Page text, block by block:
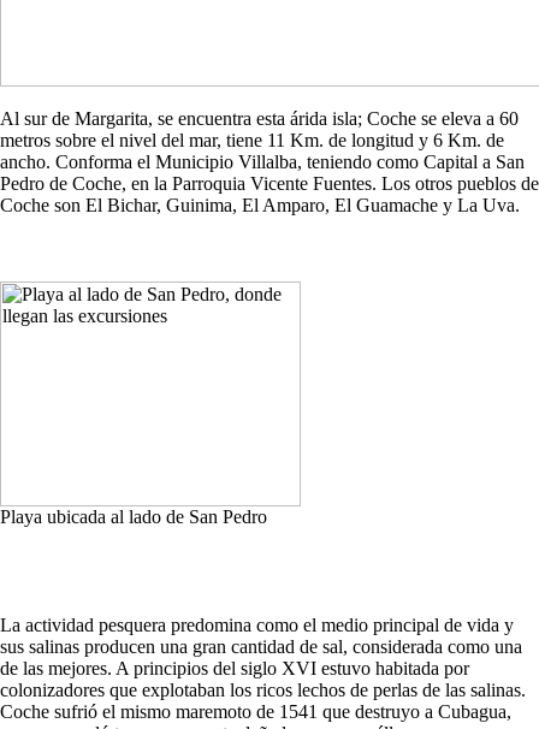
Al sur de Margarita, se encuentra esta árida isla; Coche se eleva a 60
metros sobre el nivel del mar, tiene 11 Km. de longitud y 6 Km. de
ancho. Conforma el Municipio Villalba, teniendo como Capital a San
Pedro de Coche, en la Parroquia Vicente Fuentes. Los otros pueblos de
Coche son El Bichar, Guinima, El Amparo, El Guamache y La Uva.
Playa ubicada al lado de San Pedro
La actividad pesquera predomina como el medio principal de vida y
sus salinas producen una gran cantidad de sal, considerada como una
de las mejores. A principios del siglo XVI estuvo habitada por
colonizadores que explotaban los ricos lechos de perlas de las salinas.
Coche sufrió el mismo maremoto de 1541 que destruyo a Cubagua,